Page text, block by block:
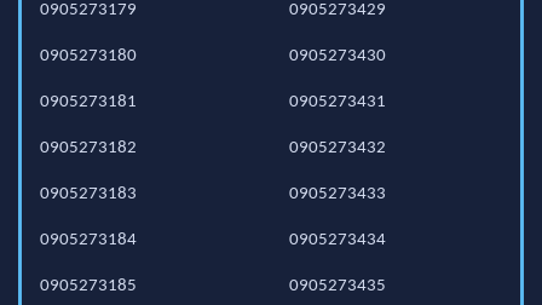
0905273179
0905273180
0905273181
0905273182
0905273183
0905273184
0905273185
0905273429
0905273430
0905273431
0905273432
0905273433
0905273434
0905273435